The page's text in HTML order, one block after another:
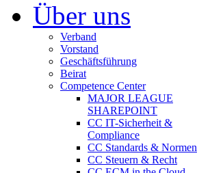
Über uns
Verband
Vorstand
Geschäftsführung
Beirat
Competence Center
MAJOR LEAGUE
SHAREPOINT
CC IT-Sicherheit &
Compliance
CC Standards & Normen
CC Steuern & Recht